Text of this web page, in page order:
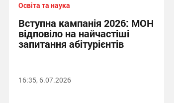
Освіта та наука
Вступна кампанія 2026: МОН
відповіло на найчастіші
запитання абітурієнтів
16:35, 6.07.2026